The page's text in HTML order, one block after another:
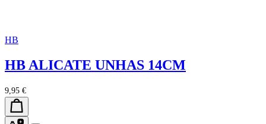
HB
HB ALICATE UNHAS 14CM
9,95 €